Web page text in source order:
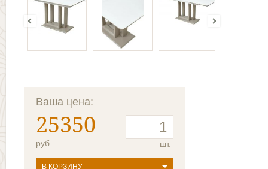
Ваша цена:
25350
руб. шт.
В КОРЗИНУ